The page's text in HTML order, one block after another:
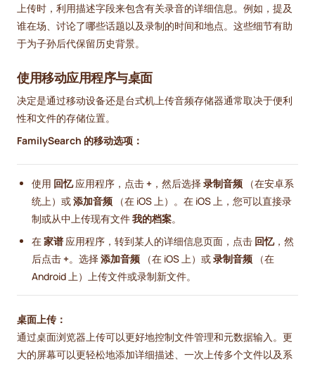
上传时，利用描述字段来包含有关录音的详细信息。例如，提及
谁在场、讨论了哪些话题以及录制的时间和地点。这些细节有助
于为子孙后代保留历史背景。
使用移动应用程序与桌面
决定是通过移动设备还是台式机上传音频存储器通常取决于便利
性和文件的存储位置。
FamilySearch 的移动选项：
使用 回忆应用程序，点击+ ，然后选择录制音频 （在安卓系
统上）或添加音频 （在 iOS 上）。在 iOS 上，您可以直接录
制或从中上传现有文件我的档案。
在家谱应用程序，转到某人的详细信息页面，点击 回忆，然
后点击+。选择添加音频 （在 iOS 上）或录制音频 （在
Android 上）上传文件或录制新文件。
桌面上传：
通过桌面浏览器上传可以更好地控制文件管理和元数据输入。更
大的屏幕可以更轻松地添加详细描述、一次上传多个文件以及系